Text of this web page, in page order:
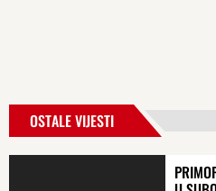
OSTALE VIJESTI